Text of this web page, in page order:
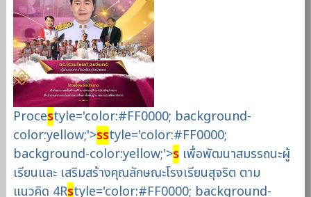
Procestyle='color:#FF0000; background-
color:yellow;'>sstyle='color:#FF0000;
background-color:yellow;'>s เพื่อพัฒนาสมรรถนะผู้
เรียนและ เสริมสร้างคุณลักษณะโรงเรียนสุจริต ตาม
แนวคิด 4Rstyle='color:#FF0000; background-